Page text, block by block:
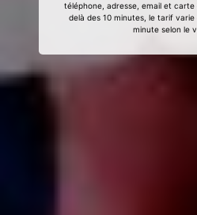
téléphone, adresse, email et
delà des 10 minutes, le tarif
minute selon le